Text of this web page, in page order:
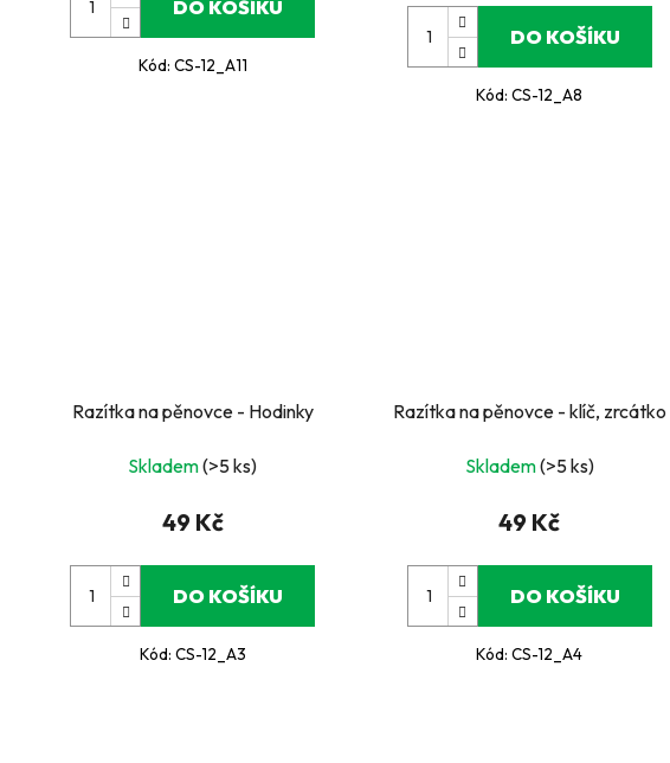
DO KOŠÍKU
Kód: CS-12_A11
DO KOŠÍKU
Kód:CS-12_A8
Razítka na pěnovce - Hodinky
Skladem(>5 ks)
49 Kč
DO KOŠÍKU
Kód: CS-12_A3
Razítka na pěnovce - klíč, zrcátko
Skladem(>5 ks)
49 Kč
DO KOŠÍKU
Kód:CS-12_A4